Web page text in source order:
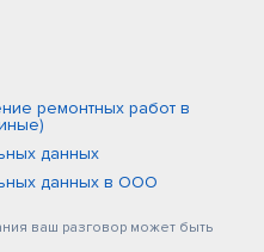
ремонтных работ в
данных
данных в ООО
ваш разговор может быть